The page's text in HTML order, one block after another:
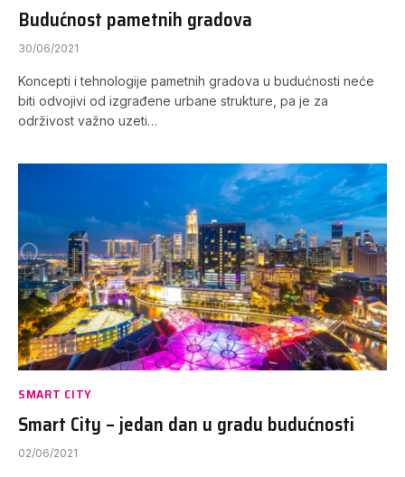
Budućnost pametnih gradova
30/06/2021
Koncepti i tehnologije pametnih gradova u budućnosti neće
biti odvojivi od izgrađene urbane strukture, pa je za
održivost važno uzeti…
SMART CITY
Smart City – jedan dan u gradu budućnosti
02/06/2021